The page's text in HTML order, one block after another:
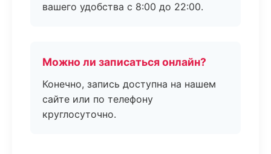
вашего удобства с 8:00 до 22:00.
Можно ли записаться онлайн?
Конечно, запись доступна на нашем
сайте или по телефону
круглосуточно.